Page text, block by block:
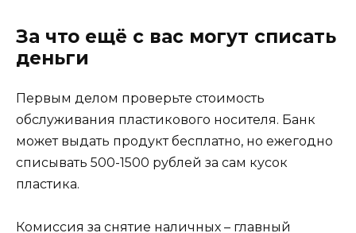
За что ещё с вас могут списать
деньги
Первым делом проверьте стоимость
обслуживания пластикового носителя. Банк
может выдать продукт бесплатно, но ежегодно
списывать 500-1500 рублей за сам кусок
пластика.
Комиссия за снятие наличных – главный